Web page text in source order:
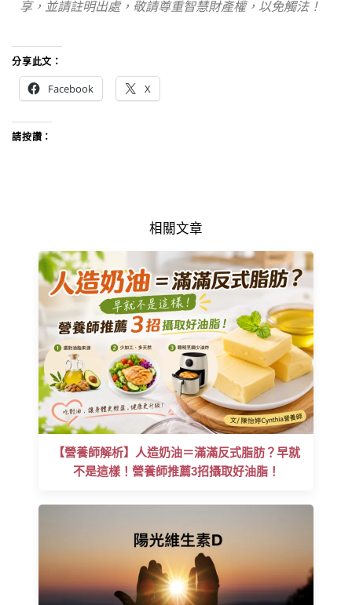
享，並請註明出處，敬請尊重智慧財產權，以免觸法！
分享此文：
Facebook X
請按讚：
相關文章
【營養師解析】人造奶油＝滿滿反式脂肪？早就
不是這樣！營養師推薦3招攝取好油脂！